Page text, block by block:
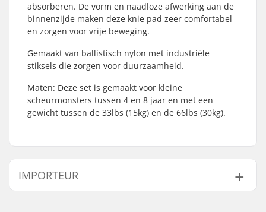
absorberen. De vorm en naadloze afwerking aan de
binnenzijde maken deze knie pad zeer comfortabel
en zorgen voor vrije beweging.
Gemaakt van ballistisch nylon met industriële
stiksels die zorgen voor duurzaamheid.
Maten: Deze set is gemaakt voor kleine
scheurmonsters tussen 4 en 8 jaar en met een
gewicht tussen de 33lbs (15kg) en de 66lbs (30kg).
IMPORTEUR